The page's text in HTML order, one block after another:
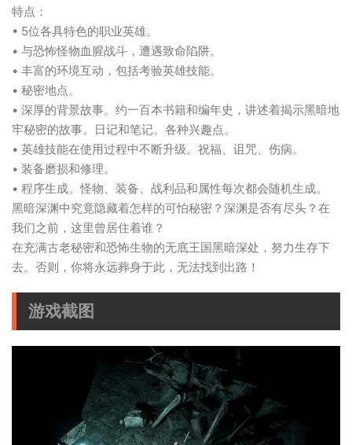
特点：
• 5位各具特色的职业英雄。
• 与恐怖怪物血腥战斗，遭遇致命陷阱。
• 丰富的环境互动，包括考验英雄技能。
• 秘密地点。
• 深厚的背景故事。约一百本书籍和编年史，讲述着揭示黑暗地
牢秘密的故事。日记和笔记。各种兴趣点。
• 英雄技能在使用过程中不断升级。祝福、诅咒、伤病。
• 装备磨损和修理。
• 程序生成。怪物、装备、战利品和属性每次都会随机生成。
黑暗深渊中究竟隐藏着怎样的可怕秘密？深渊是否有尽头？在
我们之前，这里曾居住着谁？
在充满古老秘密和恐怖生物的无底王国黑暗深处，努力生存下
去。否则，你将永远葬身于此，无法找到出路！
游戏截图